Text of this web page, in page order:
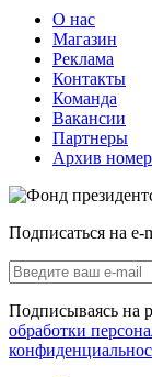
О нас
Магазин
Реклама
Контакты
Команда
Вакансии
Партнеры
Архив
Подписаться на e-
Подписываясь на
обработки